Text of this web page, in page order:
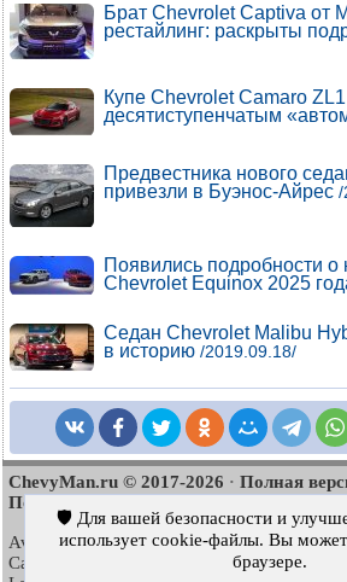
Брат Chevrolet Captiva от
рестайлинг: раскрыты
Купе Chevrolet Camaro
десятиступенчатым
Предвестника нового
привезли в Буэнос-Айрес /
Появились подробности о
Chevrolet Equinox 2025
Седан Chevrolet Malibu
в историю /2019.09.18/
ChevyMan.ru © 2017-2026 · Полная
Поиск по сайту
Aveo 2003-2008·Aveo2006-2011·Aveo
Captiva 2008-2016·Lacetti
🛡️ Для вашей безопасности и
использует cookie-файлы. Вы
браузере.